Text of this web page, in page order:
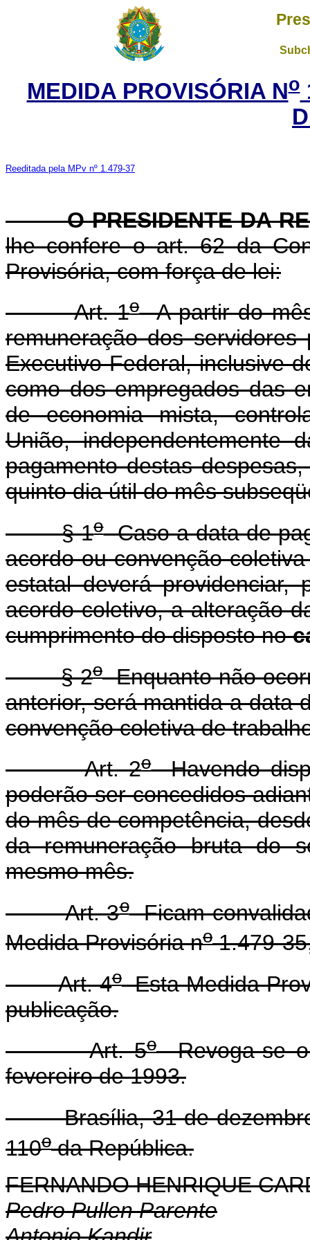
MEDIDA PROVISÓRIA No
Reeditada pela MPv nº 1.479-37
O PRESIDENTE DA
lhe confere o art. 62 da
Provisória, com força de lei:
Art. 1oA partir do
remuneração dos
Executivo Federal, inclusive
como dos empregados das
de economia mista,
União, independentemente
pagamento destas
quinto dia útil do mês
§ 1oCaso a data de
acordo ou convenção
estatal deverá
acordo coletivo, a alteração
cumprimento do disposto no
§ 2oEnquanto não
anterior, será mantida a data
convenção coletiva de
Art. 2oHavendo
poderão ser concedidos
do mês de competência,
da remuneração bruta do
mesmo mês.
Art. 3oFicam
Medida Provisória no1.479-
Art. 4oEsta Medida
publicação.
Art. 5oRevoga-se
fevereiro de 1993.
Brasília, 31 de dezembro
110oda República.
FERNANDO HENRIQUE
Pedro Pullen Parente